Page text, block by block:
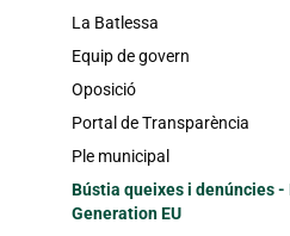
La Batlessa
Equip de govern
Oposició
Portal de Transparència
Ple municipal
Bústia queixes i denúncies -
Generation EU